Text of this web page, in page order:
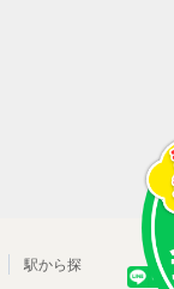
駅から探